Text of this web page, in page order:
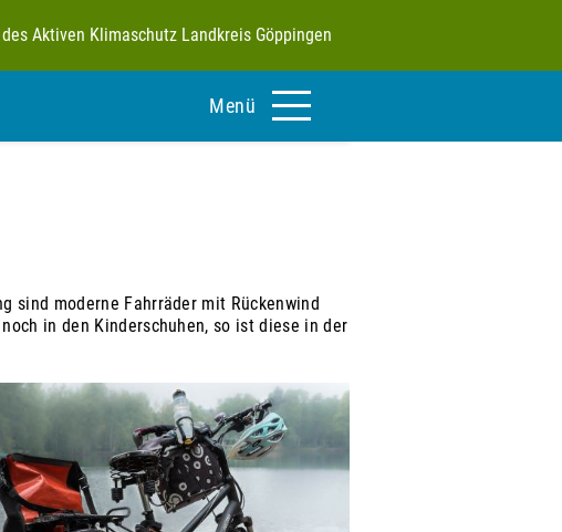
Aktiven Klimaschutz Landkreis Göppingen
Menü
sind moderne Fahrräder mit Rückenwind
in den Kinderschuhen, so ist diese in der